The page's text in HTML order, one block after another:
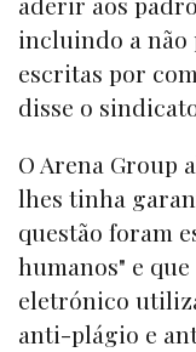
incluindo a não
escritas por
disse o
O Arena Group
lhes tinha
questão foram
humanos" e
eletrónico
anti-plágio e